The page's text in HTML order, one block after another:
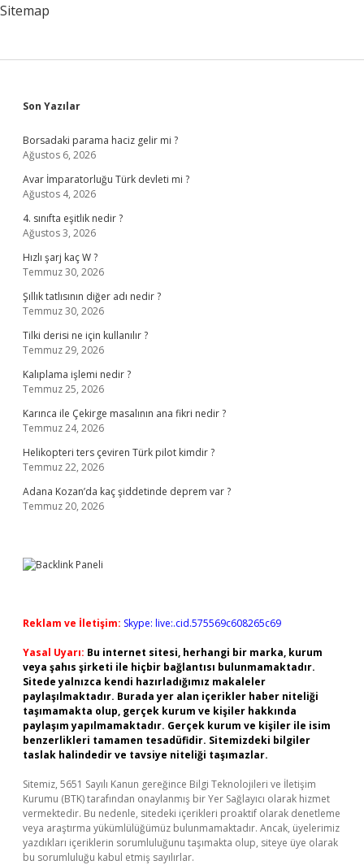
Sitemap
Sidebar
Son Yazılar
Borsadaki parama haciz gelir mi ?
Ağustos 6, 2026
Avar İmparatorluğu Türk devleti mi ?
Ağustos 4, 2026
4. sınıfta eşitlik nedir ?
Ağustos 3, 2026
Hızlı şarj kaç W ?
Temmuz 30, 2026
Şıllık tatlısının diğer adı nedir ?
Temmuz 30, 2026
Tilki derisi ne için kullanılır ?
Temmuz 29, 2026
Kalıplama işlemi nedir ?
Temmuz 25, 2026
Karınca ile Çekirge masalının ana fikri nedir ?
Temmuz 24, 2026
Helikopteri ters çeviren Türk pilot kimdir ?
Temmuz 22, 2026
Adana Kozan’da kaç şiddetinde deprem var ?
Temmuz 20, 2026
Reklam ve İletişim: Skype: live:.cid.575569c608265c69
Yasal Uyarı: Bu internet sitesi, herhangi bir marka, kurum
veya şahıs şirketi ile hiçbir bağlantısı bulunmamaktadır.
Sitede yalnızca kendi hazırladığımız makaleler
paylaşılmaktadır. Burada yer alan içerikler haber niteliği
taşımamakta olup, gerçek kurum ve kişiler hakkında
paylaşım yapılmamaktadır. Gerçek kurum ve kişiler ile isim
benzerlikleri tamamen tesadüfidir. Sitemizdeki bilgiler
taslak halindedir ve tavsiye niteliği taşımazlar.
Sitemiz, 5651 Sayılı Kanun gereğince Bilgi Teknolojileri ve İletişim
Kurumu (BTK) tarafından onaylanmış bir Yer Sağlayıcı olarak hizmet
vermektedir. Bu nedenle, sitedeki içerikleri proaktif olarak denetleme
veya araştırma yükümlülüğümüz bulunmamaktadır. Ancak, üyelerimiz
yazdıkları içeriklerin sorumluluğunu taşımakta olup, siteye üye olarak
bu sorumluluğu kabul etmiş sayılırlar.